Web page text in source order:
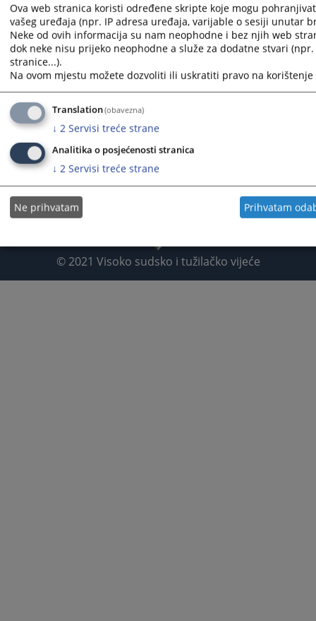
Korisni linkovi
Kontakt
Visoko sudsko i tužilačko vijeće BiH i ona ne odražava nužno stavove Evropske unije.
© 2021 Visoko sudsko i tužilačko vijeće
Ova web stranica koristi određene skripte koje mogu
vašeg uređaja (npr. IP adresa uređaja, varijable o sesiji unutar
Neke od ovih informacija su nam neophodne i bez njih web
dok neke nisu prijeko neophodne a služe za dodatne stvari
stranice...).
Na ovom mjestu možete dozvoliti ili uskratiti pravo na
Translation(obavezna)
↓ 2 Servisi treće strane
Analitika o posjećenosti stranica
↓ 2 Servisi treće strane
Ne prihvatam Prihvatam